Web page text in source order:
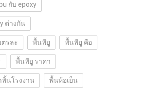
กับ epoxy
ต่างกัน
ตรละ พื้นพียู พื้นพียู คือ
พื้นพียู ราคา
นโรงงาน พื้นห้อเย็น